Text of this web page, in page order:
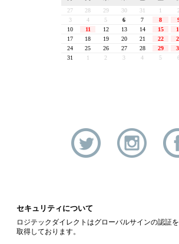
セキュリティについて
ロジテックダイレクトはグローバルサインの認証を
取得しております。